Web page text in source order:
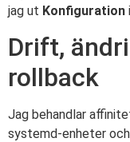
jag ut Konfiguration
Drift,
rollback
Jag behandlar
systemd-enheter